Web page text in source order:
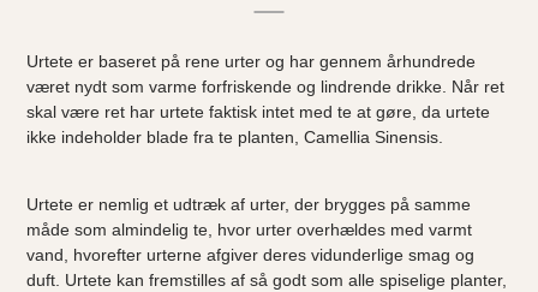
Urtete er baseret på rene urter og har gennem århundrede
været nydt som varme forfriskende og lindrende drikke. Når ret
skal være ret har urtete faktisk intet med te at gøre, da urtete
ikke indeholder blade fra te planten, Camellia Sinensis.
Urtete er nemlig et udtræk af urter, der brygges på samme
måde som almindelig te, hvor urter overhældes med varmt
vand, hvorefter urterne afgiver deres vidunderlige smag og
duft. Urtete kan fremstilles af så godt som alle spiselige planter,